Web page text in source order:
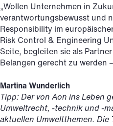
„Wollen Unternehmen in
verantwortungsbewusst und
Responsibility im
Risk Control & Engineering
Seite, begleiten sie als
Belangen gerecht zu werden
Martina Wunderlich
Tipp: Der von Aon ins Leben
Umweltrecht, -technik und -
aktuellen Umweltthemen. Die